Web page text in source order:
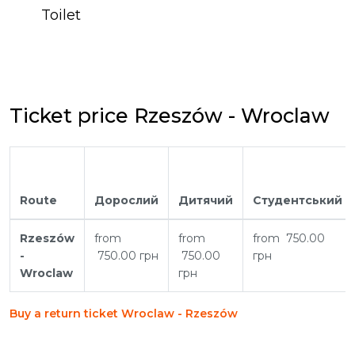
Toilet
Ticket price Rzeszów - Wroclaw
Route Дорослий Дитячий Студентський
Rzeszów
-
Wroclaw
from
750.00 грн
from
750.00
грн
from 750.00
грн
Buy a return ticket Wroclaw - Rzeszów